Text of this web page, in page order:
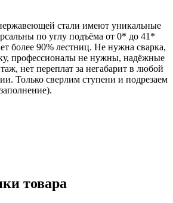
стали имеют уникальные
по углу подъёма от 0* до 41*
более 90% лестниц. Не нужна сварка,
профессионалы не нужны, надёжные
нет переплат за негабарит в любой
Только сверлим ступени и подрезаем
товара